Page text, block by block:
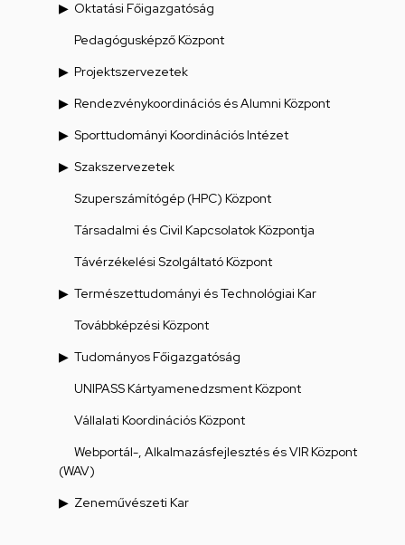
Oktatási Főigazgatóság
Pedagógusképző Központ
Projektszervezetek
Rendezvénykoordinációs és Alumni Központ
Sporttudományi Koordinációs Intézet
Szakszervezetek
Szuperszámítógép (HPC) Központ
Társadalmi és Civil Kapcsolatok Központja
Távérzékelési Szolgáltató Központ
Természettudományi és Technológiai Kar
Továbbképzési Központ
Tudományos Főigazgatóság
UNIPASS Kártyamenedzsment Központ
Vállalati Koordinációs Központ
Webportál-, Alkalmazásfejlesztés és VIR Központ
(WAV)
Zeneművészeti Kar